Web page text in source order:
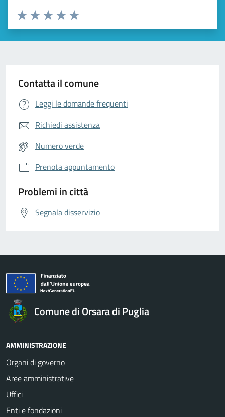
Valuta da 1 a 5 stelle la pagina
Valuta 5 stelle su 5
Valuta 4 stelle su 5
Valuta 3 stelle su 5
Valuta 2 stelle su 5
Valuta 1 stelle su 5
Contatta il comune
Leggi le domande frequenti
Richiedi assistenza
Numero verde
Prenota appuntamento
Problemi in città
Segnala disservizio
Comune di Orsara di Puglia
AMMINISTRAZIONE
Organi di governo
Aree amministrative
Uffici
Enti e fondazioni